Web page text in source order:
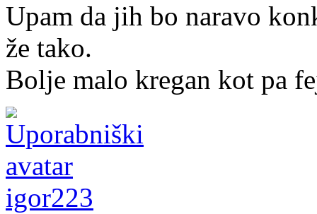
Upam da jih bo naravo
že tako.
Bolje malo kregan kot pa
igor223